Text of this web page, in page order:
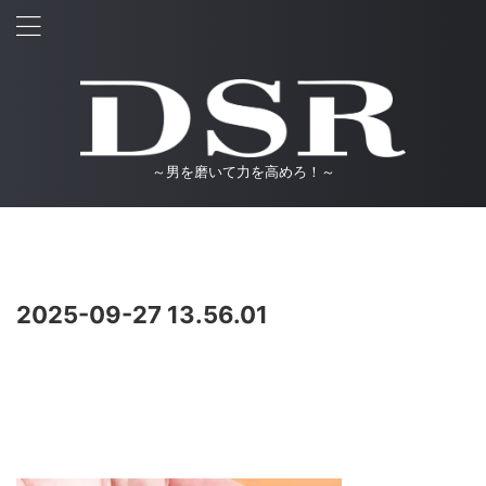
～男を磨いて力を高めろ！～
2025-09-27 13.56.01